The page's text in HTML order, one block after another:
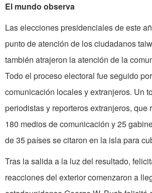
El mundo observa
Las elecciones presidenciales de este
punto de atención de los ciudadanos
también atrajeron la atención de la
Todo el proceso electoral fue seguido
comunicación locales y extranjeros. Un
periodistas y reporteros extranjeros, que
180 medios de comunicación y 25
de 35 países se citaron en la isla para
Tras la salida a la luz del resultado,
reacciones del exterior comenzaron a